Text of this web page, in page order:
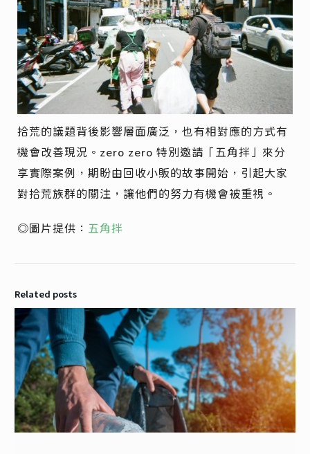
拾荒的議題背後影響層面廣泛，也有相對應的方式有
機會改善現況。zero zero 特別邀請「五角拌」來分
享實際案例，期盼由回收小販的故事開始，引起大家
對拾荒族群的關注，讓他們的努力有機會被重視。
◎圖片提供： 五角拌
Related posts